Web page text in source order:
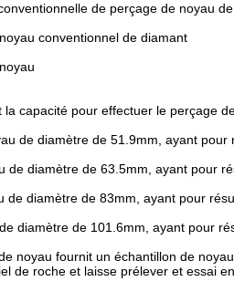
de perçage de noyau
conventionnel de diamant
la capacité pour effectuer le perçage
de diamètre de 51.9mm, ayant
de diamètre de 63.5mm, ayant pour
de diamètre de 83mm, ayant pour
diamètre de 101.6mm, ayant pour
noyau fournit un échantillon de
de roche et laisse prélever et essai